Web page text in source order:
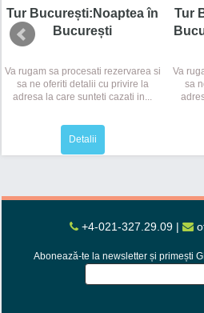
Tur București:Noaptea în
București
Va rugam sa procesati rezervarea si
sa ne oferiti detalii cu privire la
adresa la care sunteti cazati in...
Detalii
Tur
Va
sa
+4-021-327.29.09 |
Abonează-te la newsletter și primești